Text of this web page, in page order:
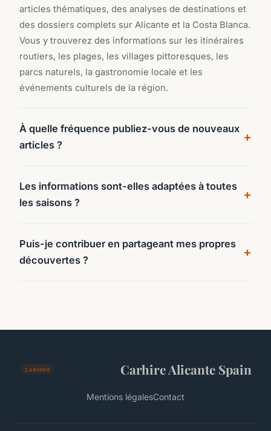
articles thématiques, des analyses de destinations et
des dossiers complets sur Alicante et la Costa Blanca.
Vous y trouverez des informations sur les itinéraires
routiers, les plages, les villages pittoresques, les
parcs naturels, la gastronomie locale et les
événements culturels de la région.
À quelle fréquence publiez-vous de nouveaux
articles ?
Les informations sont-elles adaptées à toutes
les saisons ?
Puis-je contribuer en partageant mes propres
découvertes ?
Carhire Alicante Spain
Mentions légalesContact